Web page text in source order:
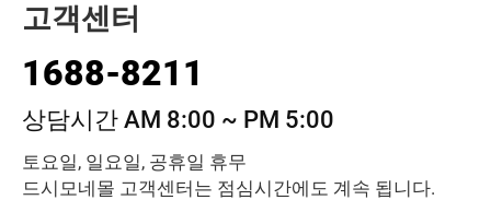
고객센터
1688-8211
상담시간 AM 8:00 ~ PM 5:00
토요일, 일요일, 공휴일 휴무
드시모네몰 고객센터는 점심시간에도 계속 됩니다.